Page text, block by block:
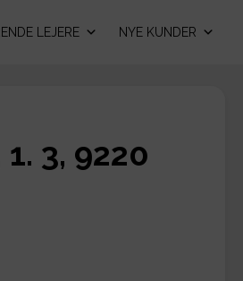
LEJERE NYE KUNDER
3, 9220